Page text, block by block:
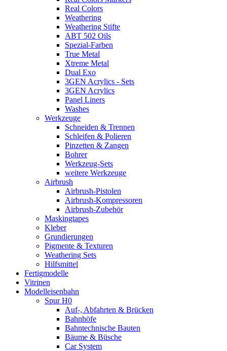
Real Colors
Weathering
Weathering Stifte
ABT 502 Oils
Spezial-Farben
True Metal
Xtreme Metal
Dual Exo
3GEN Acrylics - Sets
3GEN Acrylics
Panel Liners
Washes
Werkzeuge
Schneiden & Trennen
Schleifen & Polieren
Pinzetten & Zangen
Bohrer
Werkzeug-Sets
weitere Werkzeuge
Airbrush
Airbrush-Pistolen
Airbrush-Kompressoren
Airbrush-Zubehör
Maskingtapes
Kleber
Grundierungen
Pigmente & Texturen
Weathering Sets
Hilfsmittel
Fertigmodelle
Vitrinen
Modelleisenbahn
Spur H0
Auf-, Abfahrten & Brücken
Bahnhöfe
Bahntechnische Bauten
Bäume & Büsche
Car System